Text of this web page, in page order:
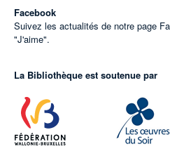
Facebook
Suivez les actualités de notre page
"J'aime".
La Bibliothèque est soutenue par